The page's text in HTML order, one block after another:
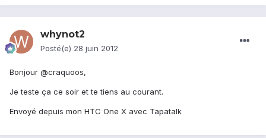
whynot2
Posté(e) 28 juin 2012
Bonjour @craquoos,
Je teste ça ce soir et te tiens au courant.
Envoyé depuis mon HTC One X avec Tapatalk